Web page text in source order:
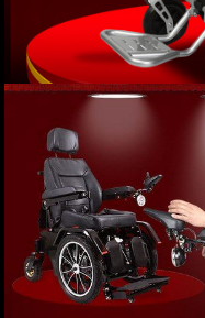
Xe lăn điện gấp
GPS cao cấp TM011
Giá: 38,000,000 VND